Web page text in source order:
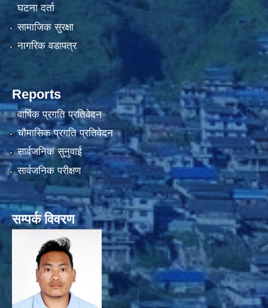
घटना दर्ता
सामाजिक सुरक्षा
नागरिक वडापत्र
Reports
वार्षिक प्रगति प्रतिवेदन
चौमासिक प्रगति प्रतिवेदन
सार्वजनिक सुनुवाई
सार्वजनिक परीक्षण
सम्पर्क विवरण